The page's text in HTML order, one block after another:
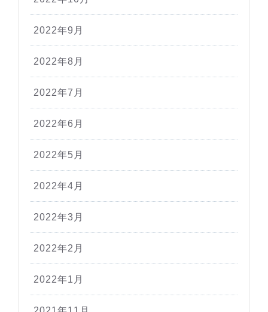
2022年9月
2022年8月
2022年7月
2022年6月
2022年5月
2022年4月
2022年3月
2022年2月
2022年1月